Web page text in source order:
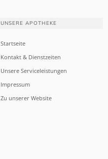
UNSERE APOTHEKE
Startseite
Kontakt & Dienstzeiten
Unsere Serviceleistungen
Impressum
Zu unserer Website